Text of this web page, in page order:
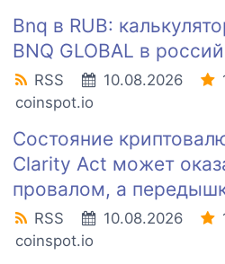
Bnq в RUB:
BNQ GLOBAL в
RSS 10.08.2026
coinspot.io
Состояние
Clarity Act может
провалом, а
RSS 10.08.2026
coinspot.io